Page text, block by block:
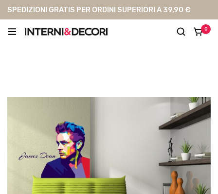
SPEDIZIONI GRATIS PER ORDINI SUPERIORI A 39,90 €
0